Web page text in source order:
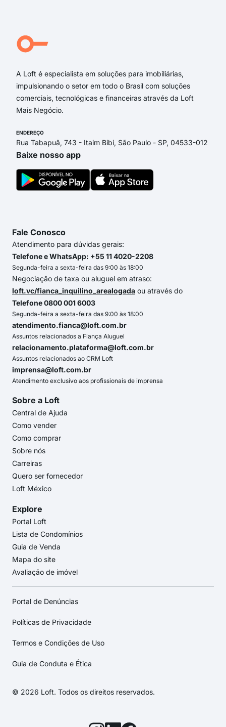
A Loft é especialista em soluções para imobiliárias,
impulsionando o setor em todo o Brasil com soluções
comerciais, tecnológicas e financeiras através da Loft
Mais Negócio.
ENDEREÇO
Rua Tabapuã, 743 - Itaim Bibi, São Paulo - SP, 04533-012
Baixe nosso app
Fale Conosco
Atendimento para dúvidas gerais:
Telefone e WhatsApp: +55 11 4020-2208
Segunda-feira a sexta-feira das 9:00 às 18:00
Negociação de taxa ou aluguel em atraso:
loft.vc/fianca_inquilino_arealogada ou através do
Telefone 0800 001 6003
Segunda-feira a sexta-feira das 9:00 às 18:00
atendimento.fianca@loft.com.br
Assuntos relacionados a Fiança Aluguel
relacionamento.plataforma@loft.com.br
Assuntos relacionados ao CRM Loft
imprensa@loft.com.br
Atendimento exclusivo aos profissionais de imprensa
Sobre a Loft
Central de Ajuda
Como vender
Como comprar
Sobre nós
Carreiras
Quero ser fornecedor
Loft México
Explore
Portal Loft
Lista de Condomínios
Guia de Venda
Mapa do site
Avaliação de imóvel
Portal de Denúncias
Políticas de Privacidade
Termos e Condições de Uso
Guia de Conduta e Ética
© 2026 Loft. Todos os direitos reservados.